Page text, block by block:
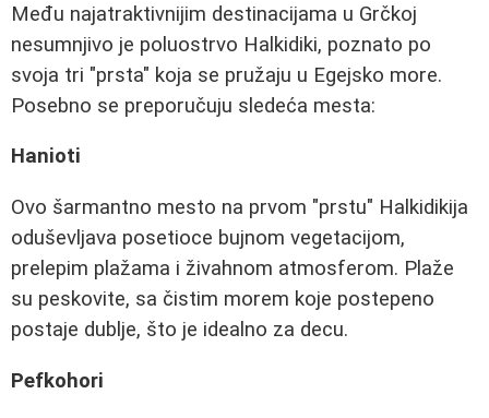
Među najatraktivnijim destinacijama u Grčkoj
nesumnjivo je poluostrvo Halkidiki, poznato po
svoja tri "prsta" koja se pružaju u Egejsko more.
Posebno se preporučuju sledeća mesta:
Hanioti
Ovo šarmantno mesto na prvom "prstu" Halkidikija
oduševljava posetioce bujnom vegetacijom,
prelepim plažama i živahnom atmosferom. Plaže
su peskovite, sa čistim morem koje postepeno
postaje dublje, što je idealno za decu.
Pefkohori